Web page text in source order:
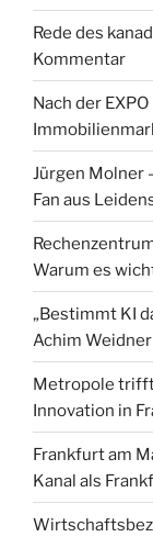
Rede des
Kommentar
Nach der
Jürgen Molner
Fan aus
Warum es
„Bestimmt KI
Achim Weidner
Metropole
Innovation in
Frankfurt am
Kanal als